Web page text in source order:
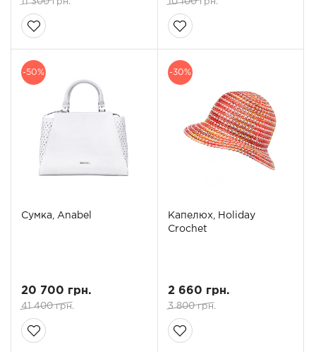
11 300 грн. 10 100 грн.
-50%
Сумка, Anabel
20 700 грн.
41 400 грн.
-30%
Капелюх, Holiday
Crochet
2 660 грн.
3 800 грн.